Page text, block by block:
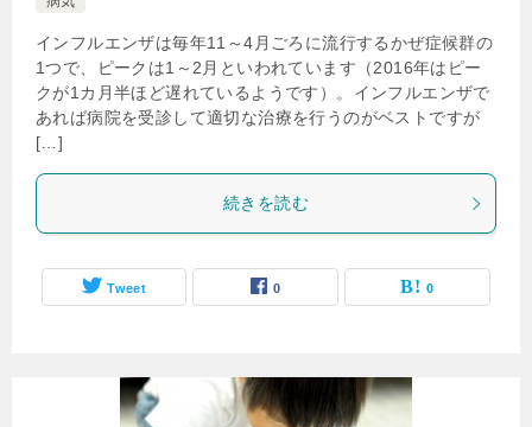
インフルエンザは毎年11～4月ごろに流行するかぜ症候群の
1つで、ピークは1～2月といわれています（2016年はピー
クが1カ月半ほど遅れているようです）。インフルエンザで
あれば病院を受診して適切な治療を行うのがベストですが
[…]
続きを読む
Tweet 0 0